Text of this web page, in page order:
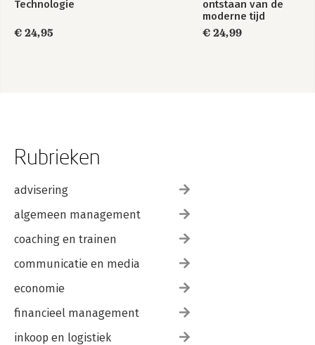
Technologie
€ 24,95
ontstaan van de
moderne tijd
€ 24,99
Rubrieken
advisering
algemeen management
coaching en trainen
communicatie en media
economie
financieel management
inkoop en logistiek